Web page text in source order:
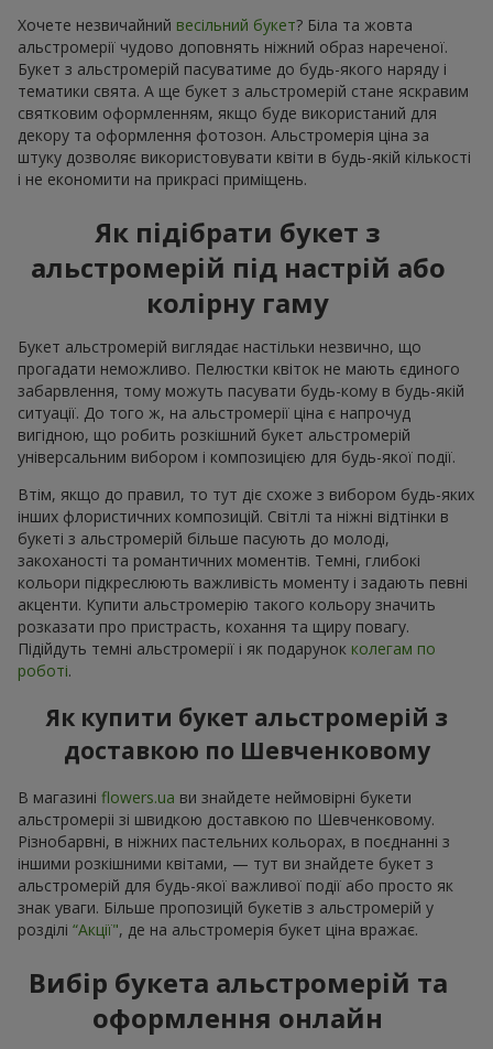
Хочете незвичайний весільний букет? Біла та жовта
альстромерії чудово доповнять ніжний образ нареченої.
Букет з альстромерій пасуватиме до будь-якого наряду і
тематики свята. А ще букет з альстромерій стане яскравим
святковим оформленням, якщо буде використаний для
декору та оформлення фотозон. Альстромерія ціна за
штуку дозволяє використовувати квіти в будь-якій кількості
і не економити на прикрасі приміщень.
Як підібрати букет з
альстромерій під настрій або
колірну гаму
Букет альстромерій виглядає настільки незвично, що
прогадати неможливо. Пелюстки квіток не мають єдиного
забарвлення, тому можуть пасувати будь-кому в будь-якій
ситуації. До того ж, на альстромерії ціна є напрочуд
вигідною, що робить розкішний букет альстромерій
універсальним вибором і композицією для будь-якої події.
Втім, якщо до правил, то тут діє схоже з вибором будь-яких
інших флористичних композицій. Світлі та ніжні відтінки в
букеті з альстромерій більше пасують до молоді,
закоханості та романтичних моментів. Темні, глибокі
кольори підкреслюють важливість моменту і задають певні
акценти. Купити альстромерію такого кольору значить
розказати про пристрасть, кохання та щиру повагу.
Підійдуть темні альстромерії і як подарунок колегам по
роботі.
Як купити букет альстромерій з
доставкою по Шевченковому
В магазині flowers.ua ви знайдете неймовірні букети
альстромеріі зі швидкою доставкою по Шевченковому.
Різнобарвні, в ніжних пастельних кольорах, в поєднанні з
іншими розкішними квітами, — тут ви знайдете букет з
альстромерій для будь-якої важливої події або просто як
знак уваги. Більше пропозицій букетів з альстромерій у
розділі “Акції", де на альстромерія букет ціна вражає.
Вибір букета альстромерій та
оформлення онлайн